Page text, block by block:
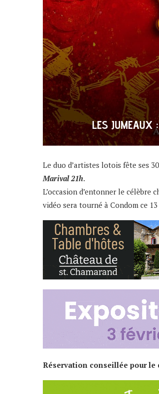
LES JUMEAUX
Le duo d’artistes lotois fête ses
Marival 21h.
L’occasion d’entonner le
vidéo sera tourné à Condom ce
Réservation conseillée pour le